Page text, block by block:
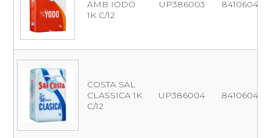
AMB IODO
1K C/12
UP386003
COSTA SAL
CLASSICA 1K
C/12
UP386004